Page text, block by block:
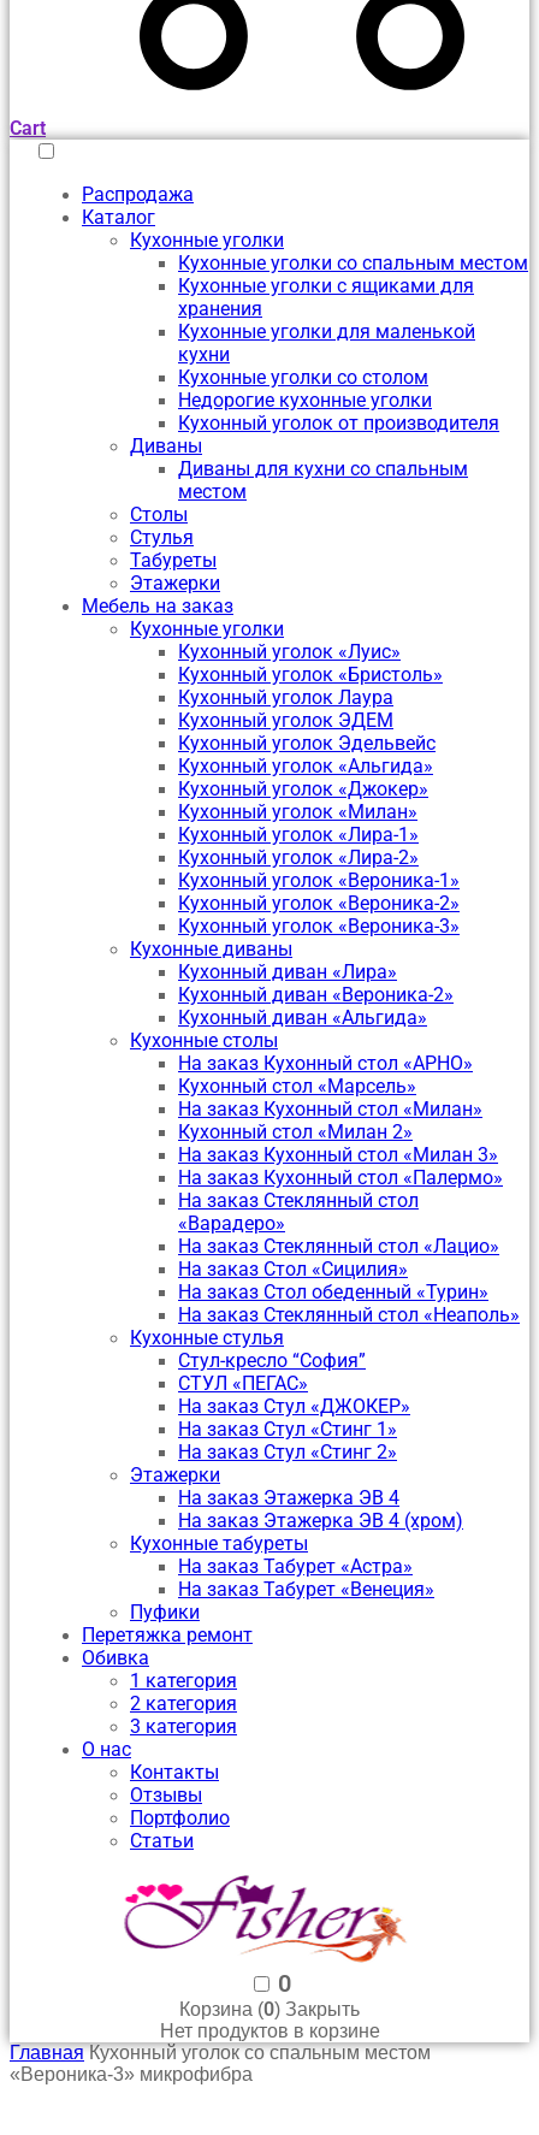
Cart
Распродажа
Каталог
Кухонные уголки
Кухонные уголки со спальным местом
Кухонные уголки с ящиками для
хранения
Кухонные уголки для маленькой
кухни
Кухонные уголки со столом
Недорогие кухонные уголки
Кухонный уголок от производителя
Диваны
Диваны для кухни со спальным
местом
Столы
Стулья
Табуреты
Этажерки
Мебель на заказ
Кухонные уголки
Кухонный уголок «Луис»
Кухонный уголок «Бристоль»
Кухонный уголок Лаура
Кухонный уголок ЭДЕМ
Кухонный уголок Эдельвейс
Кухонный уголок «Альгида»
Кухонный уголок «Джокер»
Кухонный уголок «Милан»
Кухонный уголок «Лира-1»
Кухонный уголок «Лира-2»
Кухонный уголок «Вероника-1»
Кухонный уголок «Вероника-2»
Кухонный уголок «Вероника-3»
Кухонные диваны
Кухонный диван «Лира»
Кухонный диван «Вероника-2»
Кухонный диван «Альгида»
Кухонные столы
На заказ Кухонный стол «АРНО»
Кухонный стол «Марсель»
На заказ Кухонный стол «Милан»
Кухонный стол «Милан 2»
На заказ Кухонный стол «Милан 3»
На заказ Кухонный стол «Палермо»
На заказ Стеклянный стол
«Варадеро»
На заказ Стеклянный стол «Лацио»
На заказ Стол «Сицилия»
На заказ Стол обеденный «Турин»
На заказ Стеклянный стол «Неаполь»
Кухонные стулья
Стул-кресло “София”
CТУЛ «ПЕГАС»
На заказ Стул «ДЖОКЕР»
На заказ Стул «Стинг 1»
На заказ Стул «Стинг 2»
Этажерки
На заказ Этажерка ЭВ 4
На заказ Этажерка ЭВ 4 (хром)
Кухонные табуреты
На заказ Табурет «Астра»
На заказ Табурет «Венеция»
Пуфики
Перетяжка ремонт
Обивка
1 категория
2 категория
3 категория
О нас
Контакты
Отзывы
Портфолио
Статьи
0
Корзина (0) Закрыть
Нет продуктов в корзине
Главная Кухонный уголок со спальным местом
«Вероника-3» микрофибра